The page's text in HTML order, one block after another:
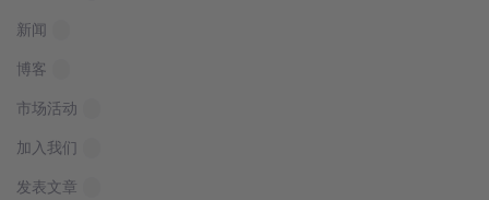
新闻
博客
市场活动
加入我们
发表文章